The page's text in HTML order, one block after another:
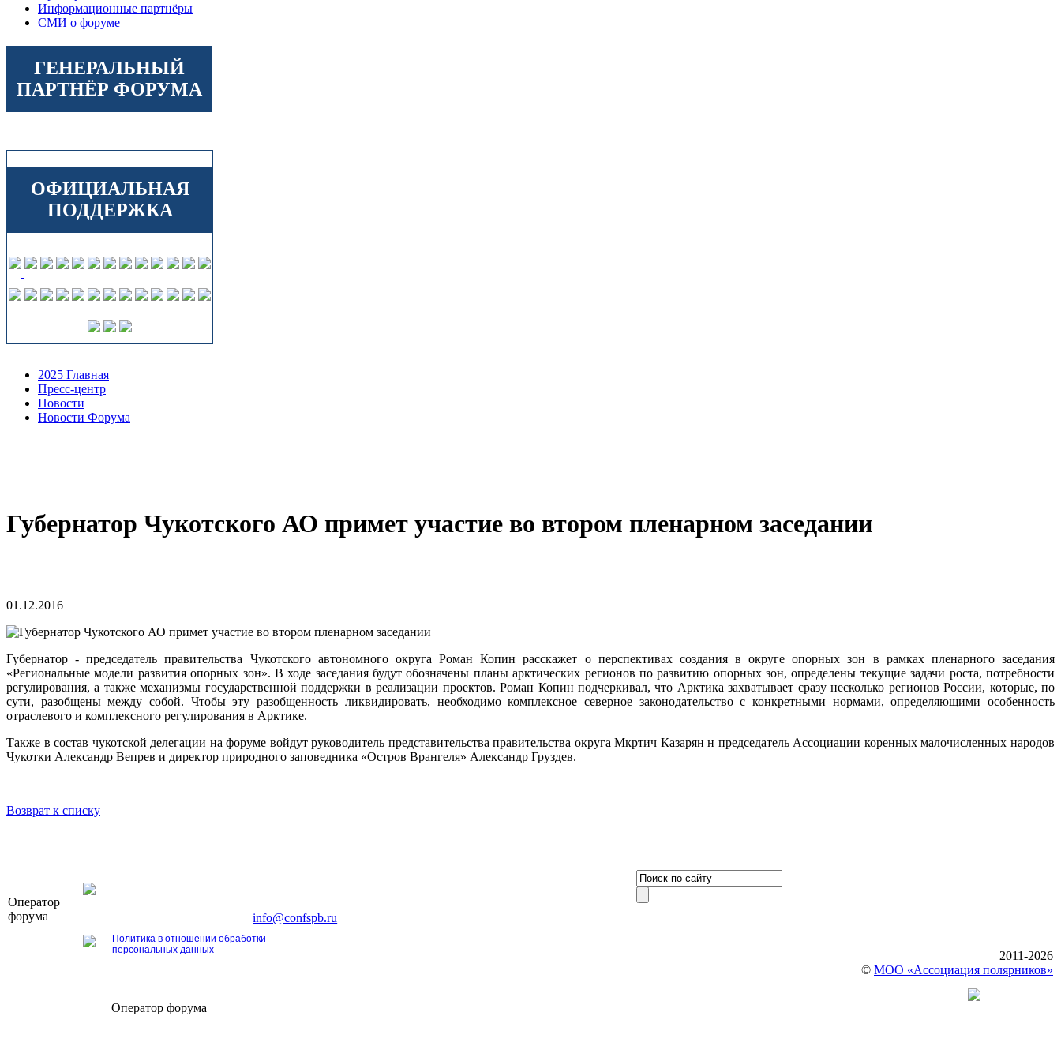
Информационные партнёры
СМИ о форуме
ГЕНЕРАЛЬНЫЙ
ПАРТНЁР ФОРУМА
ОФИЦИАЛЬНАЯ
ПОДДЕРЖКА
2025 Главная
Пресс-центр
Новости
Новости Форума
Губернатор Чукотского АО примет участие во втором пленарном заседании
01.12.2016
Губернатор - председатель правительства Чукотского автономного округа Роман Копин расскажет о перспективах создания в округе опорных зон в рамках пленарного заседания
«Региональные модели развития опорных зон». В ходе заседания будут обозначены планы арктических регионов по развитию опорных зон, определены текущие задачи роста, потребности
регулирования, а также механизмы государственной поддержки в реализации проектов. Роман Копин подчеркивал, что Арктика захватывает сразу несколько регионов России, которые, по
сути, разобщены между собой. Чтобы эту разобщенность ликвидировать, необходимо комплексное северное законодательство с конкретными нормами, определяющими особенность
отраслевого и комплексного регулирования в Арктике.
Также в состав чукотской делегации на форуме войдут руководитель представительства правительства округа Мкртич Казарян н председатель Ассоциации коренных малочисленных народов
Чукотки Александр Вепрев и директор природного заповедника «Остров Врангеля» Александр Груздев.
Возврат к списку
Оператор
форума
Тел. +7 (812) 327-93-70, E-mail:info@confspb.ru
Политика в отношении обработки
персональных данных
2011-2026
© МОО «Ассоциация полярников»
Оператор форума